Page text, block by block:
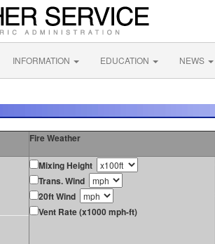
INFORMATION EDUCATION NEWS
Fire Weather
Mixing Height
Trans. Wind
20ft Wind
Vent Rate (x1000 mph-ft)